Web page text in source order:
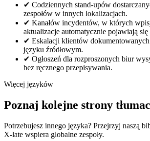
✔ Codziennych stand-upów
zespołów w innych lokalizacjach.
✔ Kanałów incydentów, w których
aktualizacje automatycznie pojawiają się
✔ Eskalacji klientów
języku źródłowym.
✔ Ogłoszeń dla rozproszonych biur
bez ręcznego przepisywania.
Więcej języków
Poznaj kolejne strony
Potrzebujesz innego języka? Przejrzyj naszą
X-late wspiera globalne zespoły.